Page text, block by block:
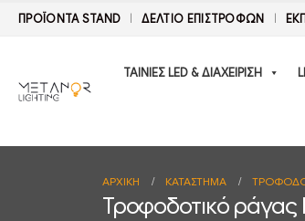
ΠΡΟΪΟΝΤΑ STAND ΔΕΛΤΊΟ ΕΠΙΣΤΡΟΦΏΝ
ΤΑΙΝΙΕΣ LED & ΔΙΑΧΕΙΡΙΣΗ
ΑΡΧΙΚΉ ΚΑΤΆΣΤΗΜΑ
Τροφοδοτικό ράγας